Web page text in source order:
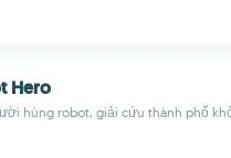
Hero
hùng robot, giải cứu thành phố